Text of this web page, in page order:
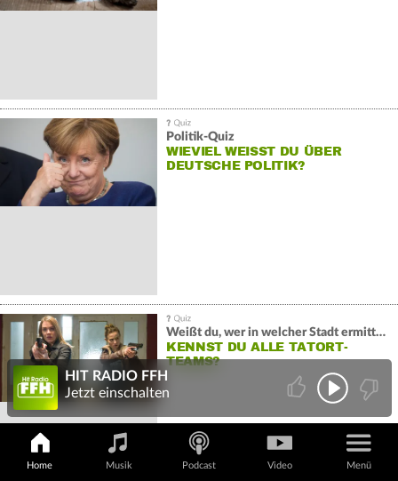
Politik-Quiz
WIEVIEL WEISST DU ÜBER D
EUTSCHE POLITIK?
Weißt du, wer in welcher Stadt ermittelt?
KENNST DU ALLE TATORT-
TEAMS?
Home Musik Podcast Video Menü
HIT RADIO FFH
Jetzt einschalten